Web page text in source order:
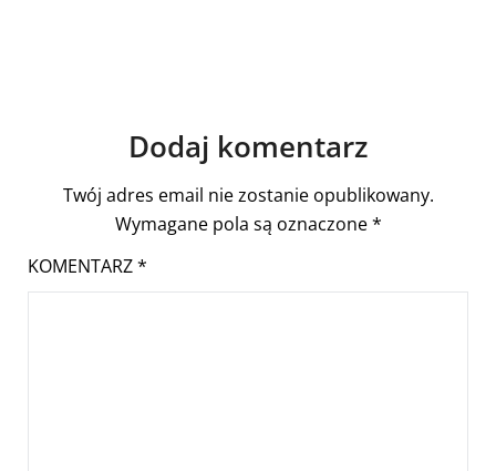
Dodaj komentarz
Twój adres email nie zostanie opublikowany.
Wymagane pola są oznaczone*
KOMENTARZ*